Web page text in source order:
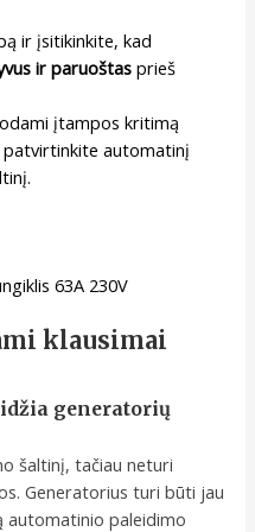
ir įsitikinkite, kad
ir paruoštas prieš
įtampos kritimą
automatinį
63A 230V
klausimai
generatorių
šaltinį, tačiau neturi
Generatorius turi būti jau
paleidimo